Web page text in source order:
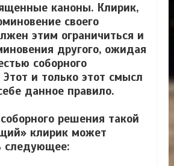
каноны. Клирик,
своего
этим ограничиться и
другого, ожидая
соборного
Этот и только этот смысл
данное правило.
решения такой
клирик может
следующее: